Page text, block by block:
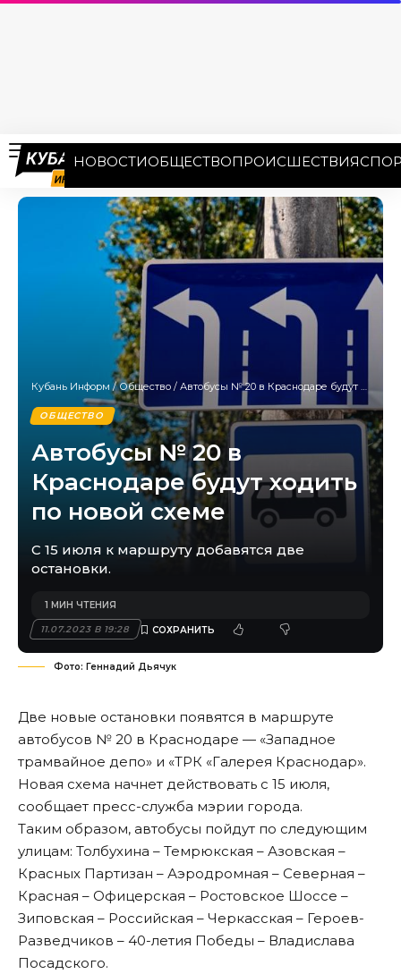
НОВОСТИОБЩЕСТВОПРОИСШЕСТВИЯ
Кубань Информ /Общество / Автобусы № 20 в Краснодаре будут ходить по новой схеме
ОБЩЕСТВО
Автобусы № 20 в
Краснодаре будут ходить
по новой схеме
С 15 июля к маршруту добавятся две
остановки.
11.07.2023 В 19:28
1 МИН ЧТЕНИЯ
Фото: Геннадий Дьячук
Две новые остановки появятся в маршруте
автобусов № 20 в Краснодаре — «Западное
трамвайное депо» и «ТРК «Галерея Краснодар».
Новая схема начнет действовать с 15 июля,
сообщает пресс-служба мэрии города.
Таким образом, автобусы пойдут по следующим
улицам: Толбухина – Темрюкская – Азовская –
Красных Партизан – Аэродромная – Северная –
Красная – Офицерская – Ростовское Шоссе –
Зиповская – Российская – Черкасская – Героев-
Разведчиков – 40-летия Победы – Владислава
Посадского.